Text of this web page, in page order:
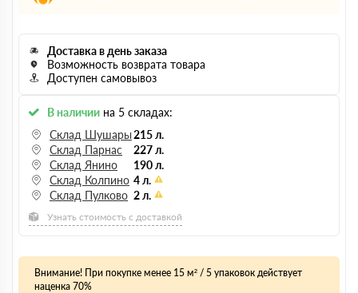
Доставка в день заказа
Возможность возврата товара
Доступен самовывоз
В наличии на 5 складах:
Склад Шушары215 л.
Склад Парнас
227 л.
Склад Янино
190 л.
Склад Колпино 4 л.
Склад Пулково 2 л.
Узнать стоимость с доставкой
Внимание! При покупке менее 15 м² / 5 упаковок действует
наценка 70%